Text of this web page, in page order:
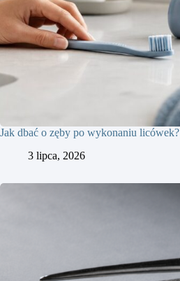
Jak dbać o zęby po wykonaniu licówek?
3 lipca, 2026